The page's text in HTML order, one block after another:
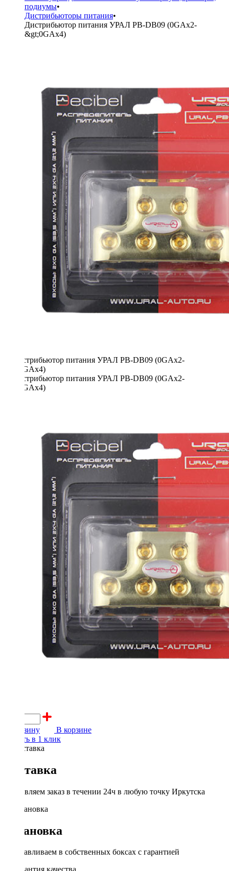
подиумы•
Дистрибьюторы питания•
Дистрибьютор питания УРАЛ PB-DB09 (0GAx2-
&gt;0GAx4)
В корзину
В корзине
Купить в 1 клик
Доставка
Доставляем заказ в течении 24ч в любую точку Иркутска
Установка
Устанавливаем в собственных боксах с гарантией